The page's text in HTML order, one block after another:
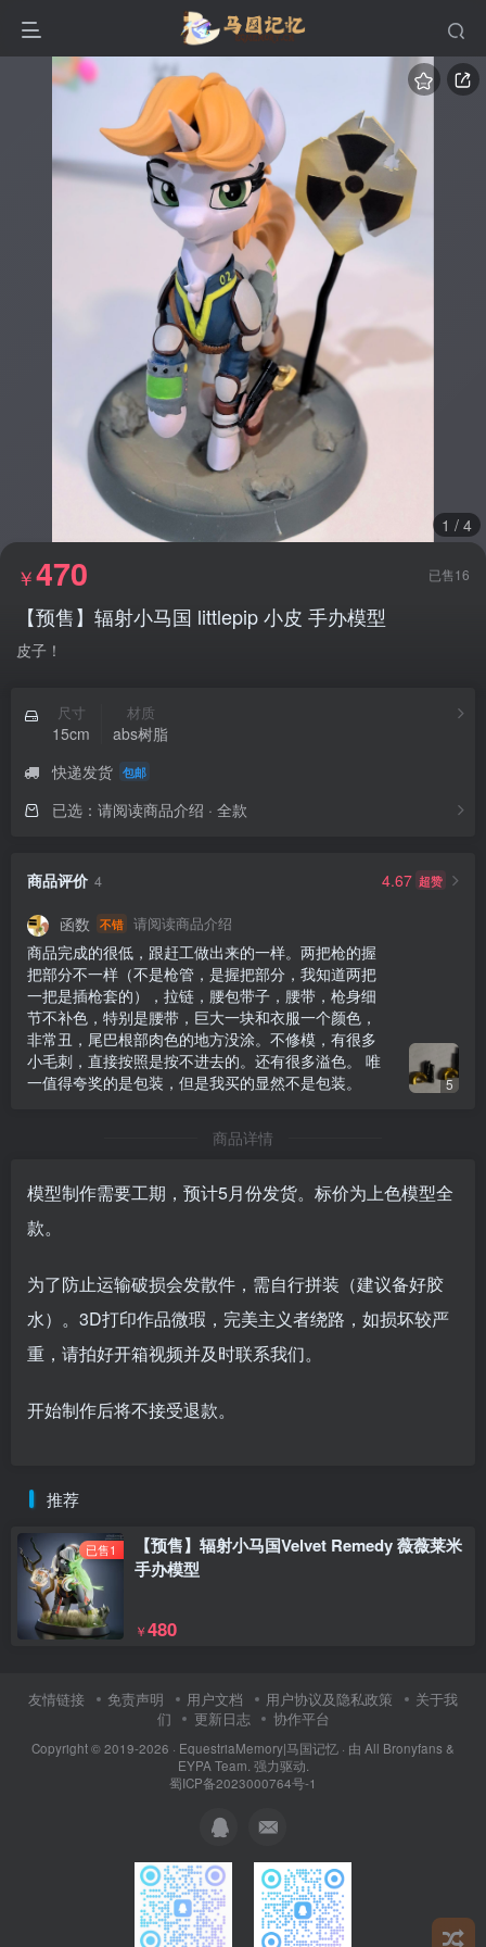
1 / 4
【预售】辐射小马国 littlepip 小皮 手办模型
皮子！
￥470 已售16
尺寸
15cm
材质
abs树脂
快递发货 包邮
已选：请阅读商品介绍 · 全款
商品评价 4 4.67 超赞
函数 不错 请阅读商品介绍
商品完成的很低，跟赶工做出来的一样。两把枪的握
把部分不一样（不是枪管，是握把部分，我知道两把
一把是插枪套的），拉链，腰包带子，腰带，枪身细
节不补色，特别是腰带，巨大一块和衣服一个颜色，
非常丑，尾巴根部肉色的地方没涂。不修模，有很多
小毛刺，直接按照是按不进去的。还有很多溢色。 唯
一值得夸奖的是包装，但是我买的显然不是包装。
5
商品详情
模型制作需要工期，预计5月份发货。标价为上色模型全
款。
为了防止运输破损会发散件，需自行拼装（建议备好胶
水）。3D打印作品微瑕，完美主义者绕路，如损坏较严
重，请拍好开箱视频并及时联系我们。
开始制作后将不接受退款。
推荐
已售1
【预售】辐射小马国Velvet Remedy 薇薇莱米
手办模型
￥480
友情链接 免责声明 用户文档 用户协议及隐私政策
关于我
们
更新日志 协作平台
Copyright © 2019-2026 · EquestriaMemory|马国记忆 · 由 All Bronyfans &
EYPA Team. 强力驱动.
蜀ICP备2023000764号-1